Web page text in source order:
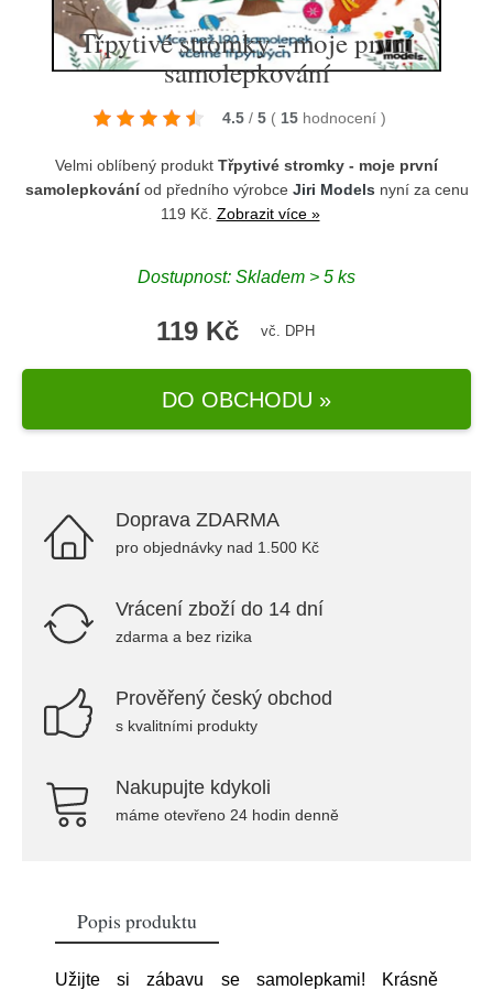
Třpytivé stromky - moje první
samolepkování
4.5 / 5 ( 15 hodnocení )
Velmi oblíbený produkt Třpytivé stromky - moje první
samolepkováníod předního výrobce Jiri Models nyní za cenu
119 Kč. Zobrazit více »
Dostupnost: Skladem > 5 ks
119 Kč vč. DPH
DO OBCHODU »
Doprava ZDARMA
pro objednávky nad 1.500 Kč
Vrácení zboží do 14 dní
zdarma a bez rizika
Prověřený český obchod
s kvalitními produkty
Nakupujte kdykoli
máme otevřeno 24 hodin denně
Popis produktu
Užijte si zábavu se samolepkami! Krásně